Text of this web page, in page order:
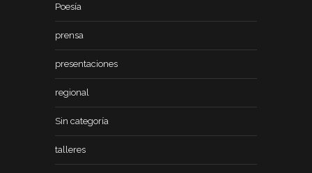
Poesía
prensa
presentaciones
regional
Sin categoría
talleres